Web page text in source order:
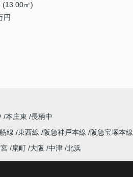
(13.00㎡)
円
本庄東 長柄中
線 東西線 阪急神戸本線 阪急宝塚本線
扇町 大阪 中津 北浜